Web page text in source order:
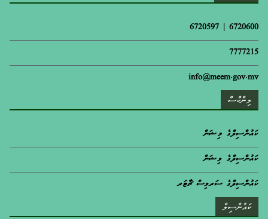
6720600 | 6720597
7777215
info@meem.gov.mv
ލިންކްސް
ކައުންސިލްގެ މިޝަން
ކައުންސިލްގެ ވިޝަން
ކައުންސިލްގެ ސަރވިސް ޗާޓަރ
ކައުންސިލް